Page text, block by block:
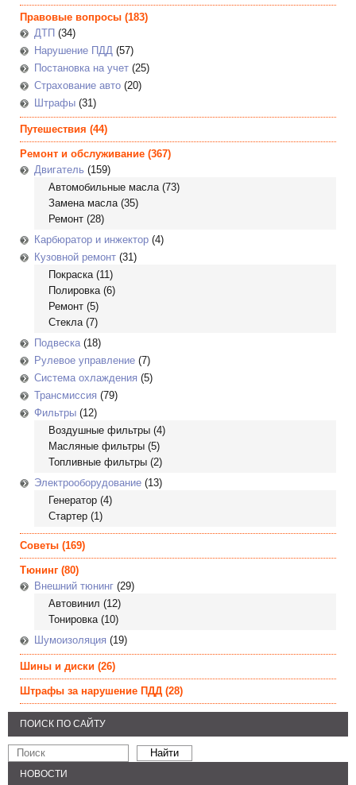
Правовые вопросы (183)
ДТП (34)
Нарушение ПДД (57)
Постановка на учет (25)
Страхование авто (20)
Штрафы (31)
Путешествия (44)
Ремонт и обслуживание (367)
Двигатель (159)
Автомобильные масла(73)
Замена масла(35)
Ремонт (28)
Карбюратор и инжектор (4)
Кузовной ремонт (31)
Покраска(11)
Полировка(6)
Ремонт (5)
Стекла(7)
Подвеска(18)
Рулевое управление (7)
Система охлаждения (5)
Трансмиссия (79)
Фильтры (12)
Воздушные фильтры (4)
Масляные фильтры (5)
Топливные фильтры (2)
Электрооборудование (13)
Генератор (4)
Стартер (1)
Советы (169)
Тюнинг (80)
Внешний тюнинг (29)
Автовинил (12)
Тонировка(10)
Шумоизоляция (19)
Шины и диски (26)
Штрафы за нарушение ПДД (28)
ПОИСК ПО САЙТУ
НОВОСТИ